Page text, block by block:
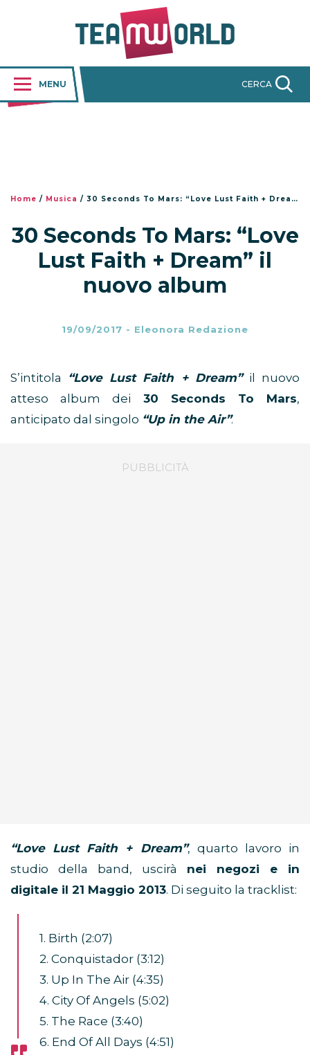
MENU CERCA
Home / Musica / 30 Seconds To Mars: “Love Lust Faith + Dream” il nuovo album
30 Seconds To Mars: “Love
Lust Faith + Dream” il
nuovo album
19/09/2017 - Eleonora Redazione
S’intitola “Love Lust Faith + Dream” il nuovo
atteso album dei 30 Seconds To Mars,
anticipato dal singolo “Up in the Air”.
“Love Lust Faith + Dream”, quarto lavoro in
studio della band, uscirà nei negozi e in
digitale il 21 Maggio 2013. Di seguito la tracklist:
1. Birth (2:07)
2. Conquistador (3:12)
3. Up In The Air (4:35)
4. City Of Angels (5:02)
5. The Race (3:40)
6. End Of All Days (4:51)